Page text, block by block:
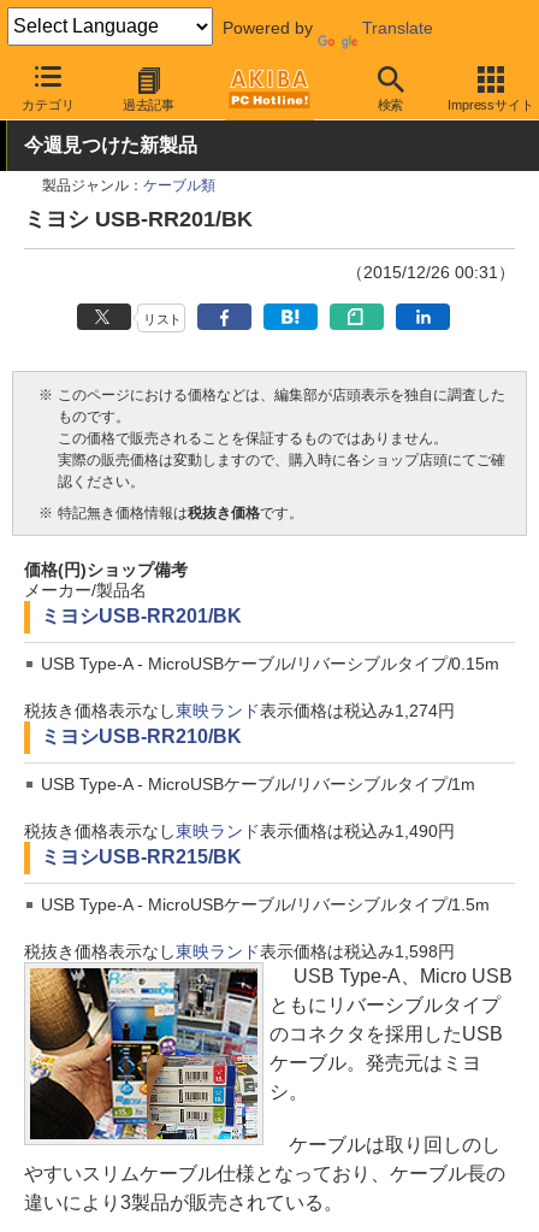
Powered by Translate
カテゴリ 過去記事 検索 Impressサイト
AKIBA PC Hotline! PC周辺機器 ケーブル microUSBケーブル
今週見つけた新製品
製品ジャンル： ケーブル類
ミヨシ USB-RR201/BK
（2015/12/26 00:31）
リスト
※ このページにおける価格などは、編集部が店頭表示を独自に調査した
ものです。
この価格で販売されることを保証するものではありません。
実際の販売価格は変動しますので、購入時に各ショップ店頭にてご確
認ください。
※ 特記無き価格情報は税抜き価格です。
価格(円)ショップ備考
メーカー/製品名
ミヨシUSB-RR201/BK
USB Type-A - MicroUSBケーブル/リバーシブルタイプ/0.15m
税抜き価格表示なし東映ランド表示価格は税込み1,274円
ミヨシUSB-RR210/BK
USB Type-A - MicroUSBケーブル/リバーシブルタイプ/1m
税抜き価格表示なし東映ランド表示価格は税込み1,490円
ミヨシUSB-RR215/BK
USB Type-A - MicroUSBケーブル/リバーシブルタイプ/1.5m
税抜き価格表示なし東映ランド表示価格は税込み1,598円
USB Type-A、Micro USB
ともにリバーシブルタイプ
のコネクタを採用したUSB
ケーブル。発売元はミヨ
シ。
ケーブルは取り回しのし
やすいスリムケーブル仕様となっており、ケーブル長の
違いにより3製品が販売されている。